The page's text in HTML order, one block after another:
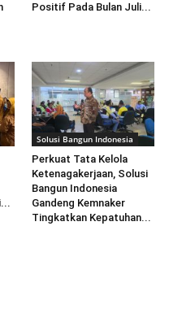
Positif Pada Bulan Juli...
Solusi Bangun Indonesia
Perkuat Tata Kelola
Ketenagakerjaan, Solusi
Bangun Indonesia
Gandeng Kemnaker
Tingkatkan Kepatuhan...